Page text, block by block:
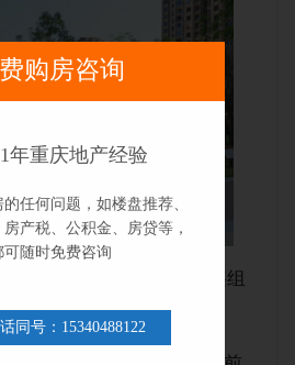
共分为7个组团：三个高层组
购房咨询
年重庆地产经验
任何问题，如楼盘推荐、
产税、公积金、房贷等，
可随时免费咨询
同号：15340488122